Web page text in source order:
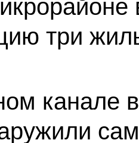
три
канале